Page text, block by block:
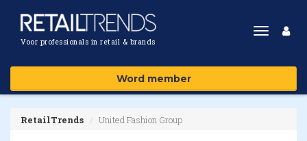
Voor professionals in retail & brands
Toggle
Word member
RetailTrends United Fashion Group